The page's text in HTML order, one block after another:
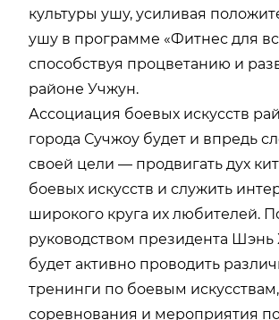
культуры ушу, усиливая
ушу в программе «Фитнес для
способствуя процветанию и
районе Учжун.
Ассоциация боевых искусств
города Сучжоу будет и впредь
своей цели — продвигать дух
боевых искусств и служить
широкого круга их любителей.
руководством президента Шэнь
будет активно проводить
тренинги по боевым искусствам,
соревнования и мероприятия